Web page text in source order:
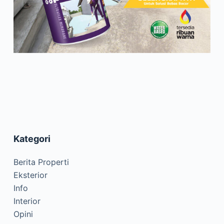
Kategori
Berita Properti
Eksterior
Info
Interior
Opini